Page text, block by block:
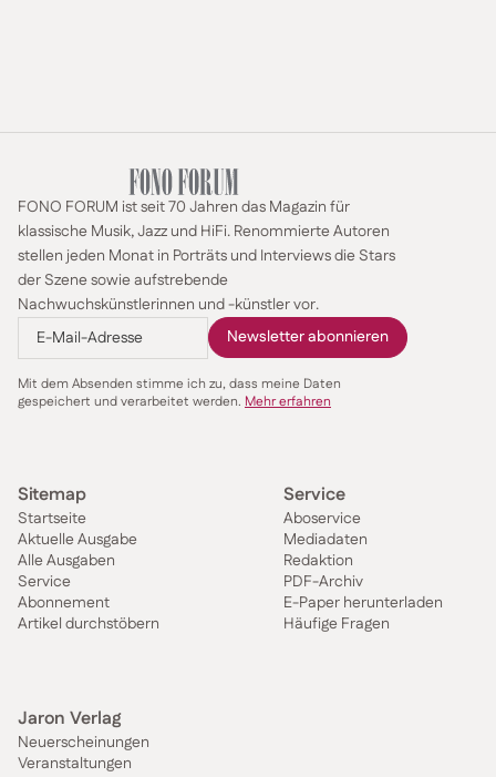
FONO FORUM ist seit 70 Jahren das Magazin für
klassische Musik, Jazz und HiFi. Renommierte Autoren
stellen jeden Monat in Porträts und Interviews die Stars
der Szene sowie aufstrebende
Nachwuchskünstlerinnen und -künstler vor.
Mit dem Absenden stimme ich zu, dass meine Daten
gespeichert und verarbeitet werden. Mehr erfahren
Sitemap
Startseite
Aktuelle Ausgabe
Alle Ausgaben
Service
Abonnement
Artikel durchstöbern
Service
Aboservice
Mediadaten
Redaktion
PDF-Archiv
E-Paper herunterladen
Häufige Fragen
Jaron Verlag
Neuerscheinungen
Veranstaltungen